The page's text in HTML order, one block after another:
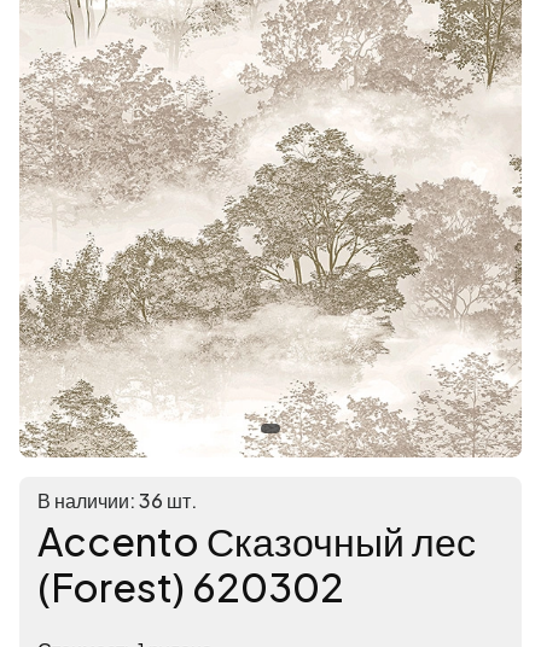
В наличии: 36 шт.
Accento Сказочный лес
(Forest) 620302